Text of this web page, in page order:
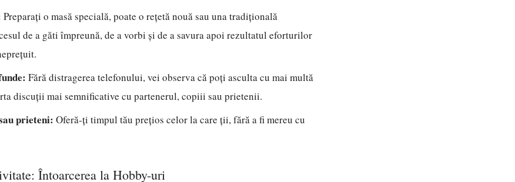
Preparați o masă specială, poate o rețetă nouă sau una tradițională
de a găti împreună, de a vorbi și de a savura apoi rezultatul eforturilor
Fără distragerea telefonului, vei observa că poți asculta cu mai multă
discuții mai semnificative cu partenerul, copiii sau prietenii.
prieteni: Oferă-ți timpul tău prețios celor la care ții, fără a fi mereu cu
Întoarcerea la Hobby-uri